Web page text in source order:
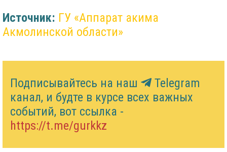
Источник: ГУ «Аппарат акима
Акмолинской области»
Подписывайтесь на наш
Telegram
канал, и будте в курсе всех важных
событий, вот ссылка -
https://t.me/gurkkz